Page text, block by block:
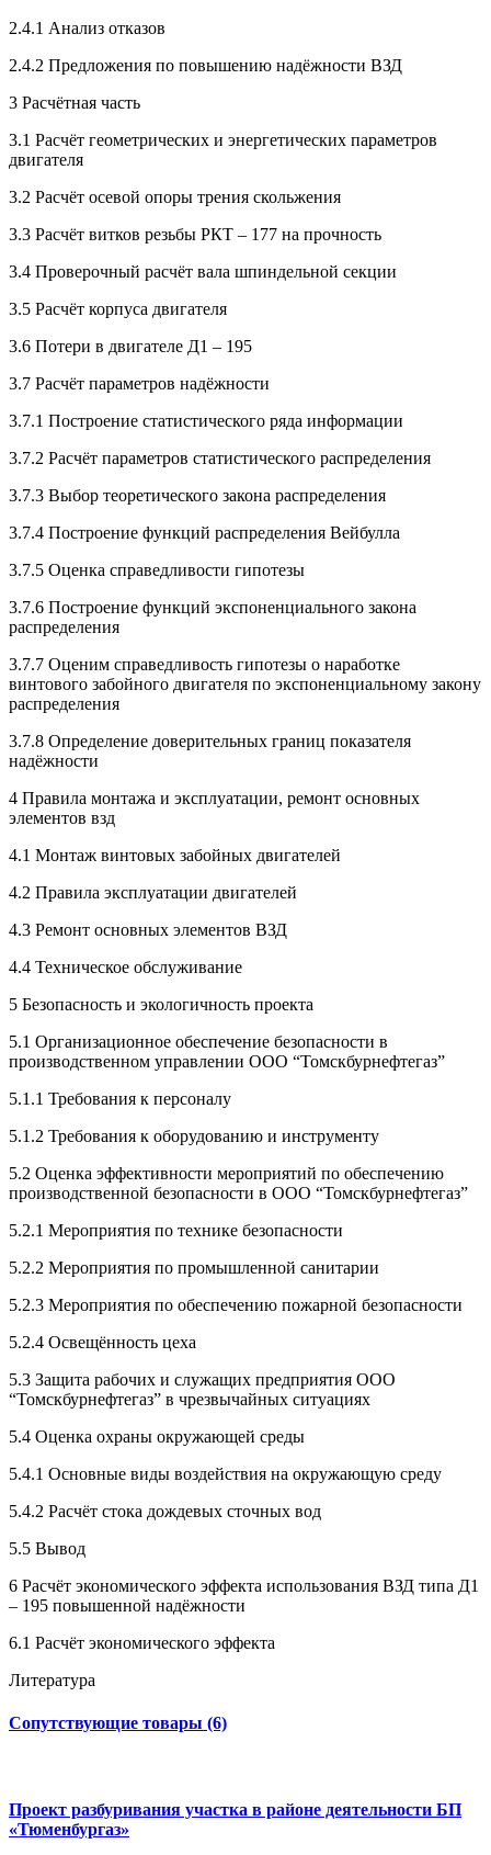
2.4.1 Анализ отказов
2.4.2 Предложения по повышению надёжности ВЗД
3 Расчётная часть
3.1 Расчёт геометрических и энергетических параметров
двигателя
3.2 Расчёт осевой опоры трения скольжения
3.3 Расчёт витков резьбы РКТ – 177 на прочность
3.4 Проверочный расчёт вала шпиндельной секции
3.5 Расчёт корпуса двигателя
3.6 Потери в двигателе Д1 – 195
3.7 Расчёт параметров надёжности
3.7.1 Построение статистического ряда информации
3.7.2 Расчёт параметров статистического распределения
3.7.3 Выбор теоретического закона распределения
3.7.4 Построение функций распределения Вейбулла
3.7.5 Оценка справедливости гипотезы
3.7.6 Построение функций экспоненциального закона
распределения
3.7.7 Оценим справедливость гипотезы о наработке
винтового забойного двигателя по экспоненциальному закону
распределения
3.7.8 Определение доверительных границ показателя
надёжности
4 Правила монтажа и эксплуатации, ремонт основных
элементов взд
4.1 Монтаж винтовых забойных двигателей
4.2 Правила эксплуатации двигателей
4.3 Ремонт основных элементов ВЗД
4.4 Техническое обслуживание
5 Безопасность и экологичность проекта
5.1 Организационное обеспечение безопасности в
производственном управлении ООО “Томскбурнефтегаз”
5.1.1 Требования к персоналу
5.1.2 Требования к оборудованию и инструменту
5.2 Оценка эффективности мероприятий по обеспечению
производственной безопасности в ООО “Томскбурнефтегаз”
5.2.1 Мероприятия по технике безопасности
5.2.2 Мероприятия по промышленной санитарии
5.2.3 Мероприятия по обеспечению пожарной безопасности
5.2.4 Освещённость цеха
5.3 Защита рабочих и служащих предприятия ООО
“Томскбурнефтегаз” в чрезвычайных ситуациях
5.4 Оценка охраны окружающей среды
5.4.1 Основные виды воздействия на окружающую среду
5.4.2 Расчёт стока дождевых сточных вод
5.5 Вывод
6 Расчёт экономического эффекта использования ВЗД типа Д1
– 195 повышенной надёжности
6.1 Расчёт экономического эффекта
Литература
Сопутствующие товары (6)
Проект разбуривания участка в районе деятельности БП
«Тюменбургаз»